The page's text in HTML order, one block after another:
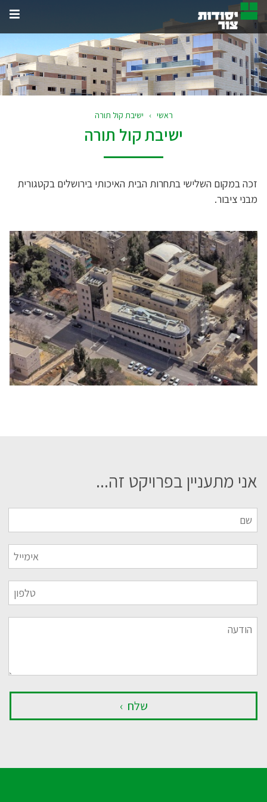
ראשי › ישיבת קול תורה
ישיבת קול תורה
זכה במקום השלישי בתחרות הבית האיכותי בירושלים בקטגורית
מבני ציבור.
אני מתעניין בפרויקט זה...